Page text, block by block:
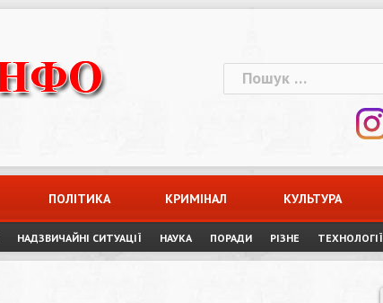
Пошук:
ПОЛІТИКА КРИМІНАЛ КУЛЬТУРА
НАДЗВИЧАЙНІ СИТУАЦІЇ НАУКА ПОРАДИ РІЗНЕ ТЕХНОЛОГІЇ